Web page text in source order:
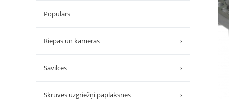
Populārs
Riepas un kameras ›
Savilces ›
Skrūves uzgriežņi paplāksnes ›